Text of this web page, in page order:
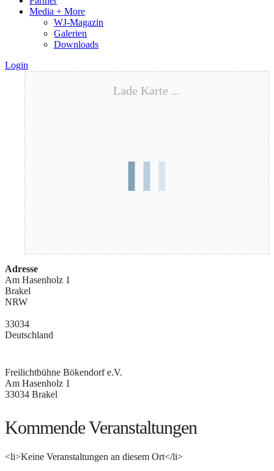
Media + More
WJ-Magazin
Galerien
Downloads
Login
Lade Karte ...
Adresse
Am Hasenholz 1
Brakel
NRW
33034
Deutschland
Freilichtbühne Bökendorf e.V.
Am Hasenholz 1
33034 Brakel
Kommende Veranstaltungen
<li>Keine Veranstaltungen an diesem Ort</li>